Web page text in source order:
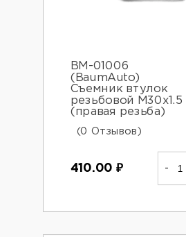
BM-01006
(BaumAuto)
Съемник втулок
резьбовой М30х1.5
(правая резьба)
(0 Отзывов)
410.00 ₽ -